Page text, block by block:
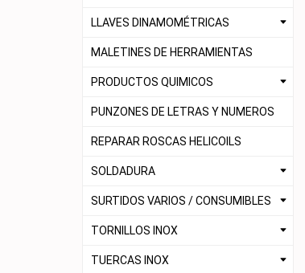
LLAVES DINAMOMÉTRICAS
MALETINES DE HERRAMIENTAS
PRODUCTOS QUIMICOS
PUNZONES DE LETRAS Y NUMEROS
REPARAR ROSCAS HELICOILS
SOLDADURA
SURTIDOS VARIOS / CONSUMIBLES
TORNILLOS INOX
TUERCAS INOX